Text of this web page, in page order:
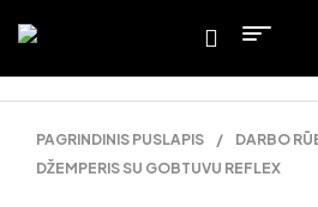
PAGRINDINIS PUSLAPIS / DARBO
DŽEMPERIS SU GOBTUVU REFLEX